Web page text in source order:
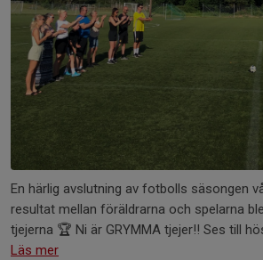
En härlig avslutning av fotbolls säsongen
resultat mellan föräldrarna och spelarna
tjejerna 🏆 Ni är GRYMMA tjejer!! Ses till
Läs mer